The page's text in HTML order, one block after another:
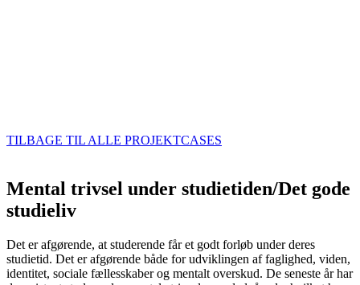
TILBAGE TIL ALLE PROJEKTCASES
Mental trivsel under studietiden/Det gode
studieliv
Det er afgørende, at studerende får et godt forløb under deres
studietid. Det er afgørende både for udviklingen af faglighed, viden,
identitet, sociale fællesskaber og mentalt overskud. De seneste år har